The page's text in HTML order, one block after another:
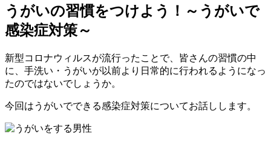
うがいの習慣をつけよう！～うがいで
感染症対策～
新型コロナウィルスが流行ったことで、皆さんの習慣の中
に、手洗い・うがいが以前より日常的に行われるようになっ
たのではないでしょうか。
今回はうがいでできる感染症対策についてお話しします。